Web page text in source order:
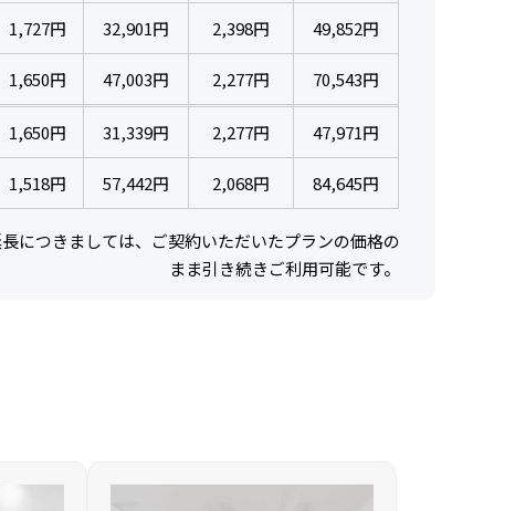
1,727円 32,901円 2,398円 49,852円
1,650円 47,003円 2,277円 70,543円
1,650円 31,339円 2,277円 47,971円
1,518円 57,442円 2,068円 84,645円
長につきましては、ご契約いただいたプランの価格の
まま引き続きご利用可能です。